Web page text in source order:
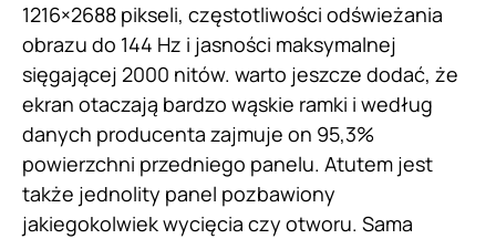
1216×2688 pikseli, częstotliwości odświeżania
obrazu do 144 Hz i jasności maksymalnej
sięgającej 2000 nitów. warto jeszcze dodać, że
ekran otaczają bardzo wąskie ramki i według
danych producenta zajmuje on 95,3%
powierzchni przedniego panelu. Atutem jest
także jednolity panel pozbawiony
jakiegokolwiek wycięcia czy otworu. Sama